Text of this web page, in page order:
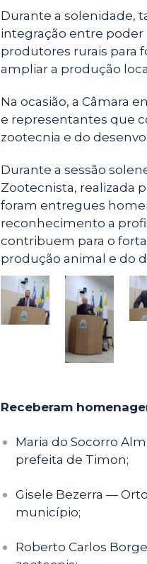
Durante a solenidade,
integração entre
produtores rurais para
ampliar a produção
Na ocasião, a Câmara
e representantes que
zootecnia e do
Durante a sessão
Zootecnista, realizada
foram entregues
reconhecimento a
contribuem para o
produção animal e do
Receberam
Maria do Socorro
prefeita de Timon;
Gisele Bezerra —
município;
Roberto Carlos